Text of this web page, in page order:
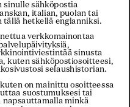
oikeudesta saada
muutoksesta. Varmista,
kun käytät sivustoamme,
Sinuun sovelletaan
ja sinun katsotaan
ne, jos jatkat Sivuston
käyttöehdot on julkaistu.
sinulle sähköpostia
italian, puolan tai
tällä hetkellä englanniksi.
verkkomainontaa
sinusta
kuten sähköpostiosoitteesi,
selaushistorian.
on mainittu osoitteessa
suostumuksesi tai
napsauttamalla minkä